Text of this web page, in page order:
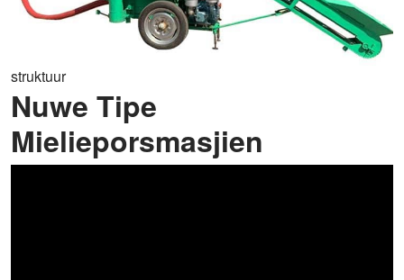
struktuur
Nuwe Tipe
Mielieporsmasjien